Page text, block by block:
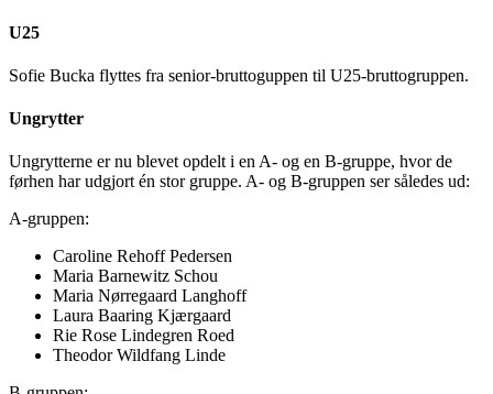
U25
Sofie Bucka flyttes fra senior-bruttoguppen til U25-bruttogruppen.
Ungrytter
Ungrytterne er nu blevet opdelt i en A- og en B-gruppe, hvor de
førhen har udgjort én stor gruppe. A- og B-gruppen ser således ud:
A-gruppen:
Caroline Rehoff Pedersen
Maria Barnewitz Schou
Maria Nørregaard Langhoff
Laura Baaring Kjærgaard
Rie Rose Lindegren Roed
Theodor Wildfang Linde